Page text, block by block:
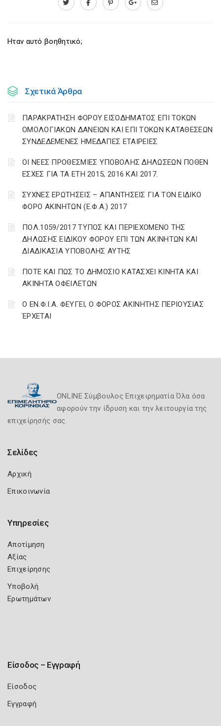
Ηταν αυτό βοηθητικό;
Σχετικά Άρθρα
ΠΑΡΑΚΡΑΤΗΣΗ ΦΟΡΟΥ ΕΙΣΟΔΗΜΑΤΟΣ ΕΠΙ ΤΟΚΩΝ
ΟΜΟΛΟΓΙΑΚΩΝ ΔΑΝΕΙΩΝ ΚΑΙ ΕΠΙ ΤΟΚΩΝ ΚΑΤΑΘΕΣΕΩΝ
ΣΥΝΔΕΔΕΜΕΝΕΣ ΗΜΕΔΑΠΕΣ ΕΤΑΙΡΕΙΕΣ
ΟΙ ΝΕΕΣ ΠΡΟΘΕΣΜΙΕΣ ΥΠΟΒΟΛΗΣ ΔΗΛΩΣΕΩΝ ΠΟΘΕΝ
ΕΣΧΕΣ ΓΙΑ ΤΑ ΕΤΗ 2015, 2016 ΚΑΙ 2017.
ΣΥΧΝΕΣ ΕΡΩΤΗΣΕΙΣ – ΑΠΑΝΤΗΣΕΙΣ ΓΙΑ ΤΟΝ ΕΙΔΙΚΟ
ΦΟΡΟ ΑΚΙΝΗΤΩΝ (Ε.Φ.Α.) 2017
ΠΟΛ.1059/2017 ΤΥΠΟΣ ΚΑΙ ΠΕΡΙΕΧΟΜΕΝΟ ΤΗΣ
ΔΗΛΩΣΗΣ ΕΙΔΙΚΟΥ ΦΟΡΟΥ ΕΠΙ ΤΩΝ ΑΚΙΝΗΤΩΝ ΚΑΙ
ΔΙΑΔΙΚΑΣΙΑ ΥΠΟΒΟΛΗΣ ΑΥΤΗΣ
ΠΟΤΕ ΚΑΙ ΠΩΣ ΤΟ ΔΗΜΟΣΙΟ ΚΑΤΑΣΧΕΙ ΚΙΝΗΤΑ ΚΑΙ
ΑΚΙΝΗΤΑ ΟΦΕΙΛΕΤΩΝ
Ο ΕΝ.Φ.Ι.Α. ΦΕΥΓΕΙ, Ο ΦΟΡΟΣ ΑΚΙΝΗΤΗΣ ΠΕΡΙΟΥΣΙΑΣ
ΈΡΧΕΤΑΙ
ONLINE Σύμβουλος Επιχειρηματία Όλα όσα
αφορούν την ίδρυση και την λειτουργία της
επιχείρησής σας.
Σελίδες
Αρχική
Επικοινωνία
Υπηρεσίες
Αποτίμηση
Αξίας
Επιχείρησης
Υποβολή
Ερωτημάτων
Είσοδος – Εγγραφή
Είσοδος
Εγγραφή